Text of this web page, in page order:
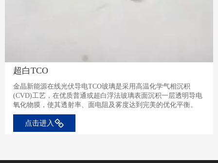
超白TCO
金晶新能源在线光伏导电TCO玻璃是采用高温化学气相沉积
(CVD)工艺，在优质普通或超白浮法玻璃表面沉积一层透明导电
氧化物膜，使其透射率、面电阻及雾度达到完美的优化平衡。
点击进入